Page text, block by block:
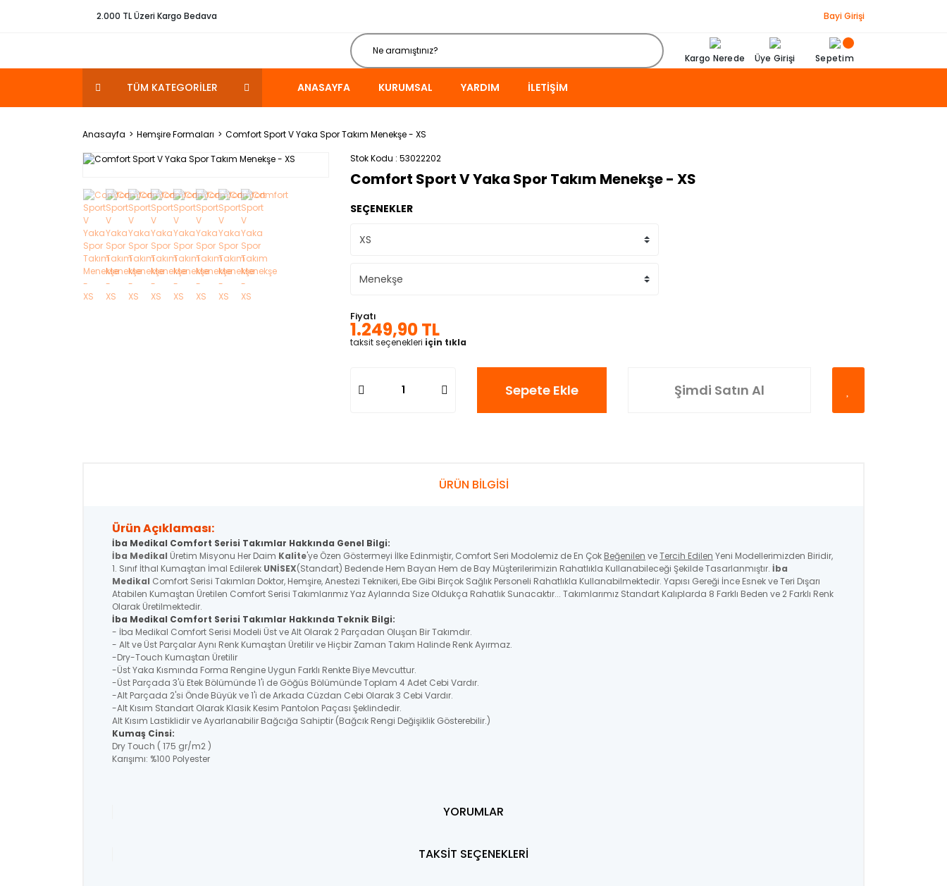
2.000 TL Üzeri Kargo Bedava Bayi Girişi
Kargo Nerede Üye Girişi Sepetim
TÜM KATEGORİLER ANASAYFA KURUMSAL YARDIM İLETIŞIM
Anasayfa Hemşire Formaları
Comfort Sport V Yaka Spor Takım Menekşe - XS
Stok Kodu 53022202
Comfort Sport V Yaka Spor Takım Menekşe - XS
SEÇENEKLER
Fiyatı
1.249,90 TL
taksit seçenekleri için tıkla
Sepete Ekle Şimdi Satın Al
ÜRÜN BİLGİSİ
Ürün Açıklaması:
İba Medikal Comfort Serisi Takımlar Hakkında Genel Bilgi:
İba Medikal Üretim Misyonu Her Daim Kalite'ye Özen Göstermeyi İlke Edinmiştir, Comfort Seri Modolemiz de En Çok Beğenilen veTercih Edilen Yeni Modellerimizden Biridir,
1. Sınıf İthal Kumaştan İmal Edilerek UNİSEX(Standart) Bedende Hem Bayan Hem de Bay Müşterilerimizin Rahatlıkla Kullanabileceği Şekilde Tasarlanmıştır. İba
Medikal Comfort Serisi Takımları Doktor, Hemşire, Anestezi Teknikeri, Ebe Gibi Birçok Sağlık Personeli Rahatlıkla Kullanabilmektedir. Yapısı Gereği İnce Esnek ve Teri Dışarı
Atabilen Kumaştan Üretilen Comfort Serisi Takımlarımız Yaz Aylarında Size Oldukça Rahatlık Sunacaktır... Takımlarımız Standart Kalıplarda 8 Farklı Beden ve 2 Farklı Renk
Olarak Üretilmektedir.
İba Medikal Comfort Serisi Takımlar Hakkında Teknik Bilgi:
- İba Medikal Comfort Serisi Modeli Üst ve Alt Olarak 2 Parçadan Oluşan Bir Takımdır.
- Alt ve Üst Parçalar Aynı Renk Kumaştan Üretilir ve Hiçbir Zaman Takım Halinde Renk Ayırmaz.
-Dry-Touch Kumaştan Üretilir
-Üst Yaka Kısmında Forma Rengine Uygun Farklı Renkte Biye Mevcuttur.
-Üst Parçada 3'ü Etek Bölümünde 1'i de Göğüs Bölümünde Toplam 4 Adet Cebi Vardır.
-Alt Parçada 2'si Önde Büyük ve 1'i de Arkada Cüzdan Cebi Olarak 3 Cebi Vardır.
-Alt Kısım Standart Olarak Klasik Kesim Pantolon Paçası Şeklindedir.
Alt Kısım Lastiklidir ve Ayarlanabilir Bağcığa Sahiptir (Bağcık Rengi Değişiklik Gösterebilir.)
Kumaş Cinsi:
Dry Touch ( 175 gr/m2 )
Karışımı: %100 Polyester
YORUMLAR
TAKSİT SEÇENEKLERİ